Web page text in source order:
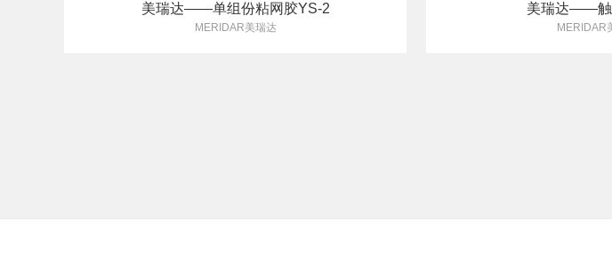
美瑞达——单组份粘网胶YS-2
MERIDAR美瑞达
美瑞达——触
MERIDAR